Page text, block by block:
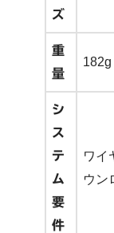
ズ
重
量
182g
シ
ス
テ
ム
要
件
ワイ
ウン